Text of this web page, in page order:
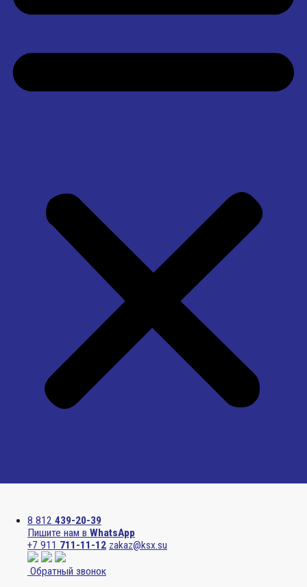
8 812 439-20-39
Пишите нам в WhatsApp
+7 911 711-11-12 zakaz@ksx.su
Обратный звонок